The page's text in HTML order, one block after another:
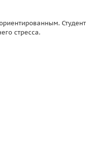
стресса.